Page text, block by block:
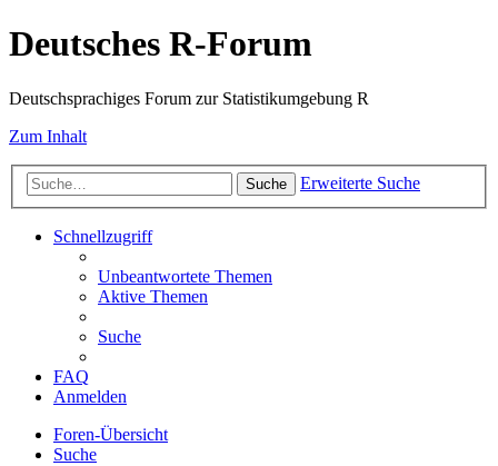
Deutsches R-Forum
Deutschsprachiges Forum zur Statistikumgebung R
Zum Inhalt
Suche Erweiterte Suche
Schnellzugriff
Unbeantwortete Themen
Aktive Themen
Suche
FAQ
Anmelden
Foren-Übersicht
Suche